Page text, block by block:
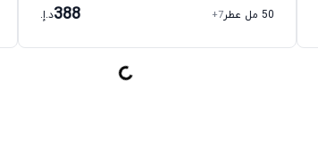
50 مل عطر
+7
388د.إ.